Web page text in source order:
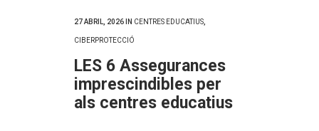
27 ABRIL, 2026 IN CENTRES EDUCATIUS
CIBERPROTECCIÓ
LES 6 Assegurances
imprescindibles per
als centres educatius